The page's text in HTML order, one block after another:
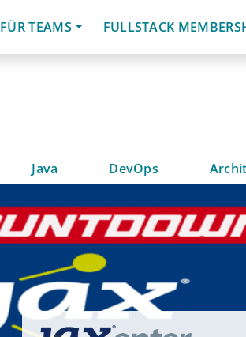
FÜR TEAMS
FULLSTACK
Java DevOps